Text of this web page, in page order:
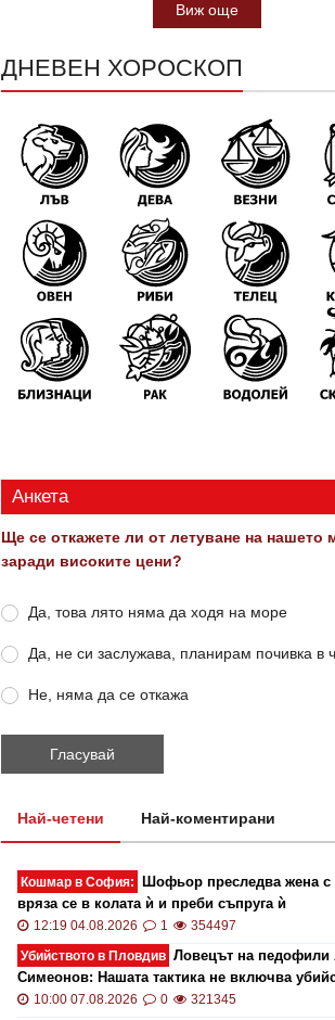
Виж още
ДНЕВЕН ХОРОСКОП
Анкета
Ще се откажете ли от летуване на нашето
заради високите цени?
Да, това лято няма да ходя на море
Да, не си заслужава, планирам почивка в
Не, няма да се откажа
Най-четени Най-коментирани
Кошмар в София:
Шофьор преследва жена с
вряза се в колата ѝ и преби съпруга ѝ
12:19 04.08.2026 1
354497
Убийството в Пловдив Ловецът на педофили
Симеонов: Нашата тактика не включва
10:00 07.08.2026 0 321345